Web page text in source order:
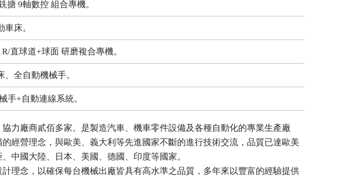
搪 9軸數控 組合專機。
床。
直球道+球面 研磨複合專機。
全自動機械手。
手+自動連線系統。
力廠商貳佰多家。是製造汽車、機車零件設備及各種自動化的專業生產廠
經營理念，與歐美、義大利等先進國家不斷的進行技術交流，品質已達歐美
中國大陸、日本、美國、德國、印度等國家。
理念，以確保每台機械出廠皆具有高水準之品質，多年來以豐富的經驗提供